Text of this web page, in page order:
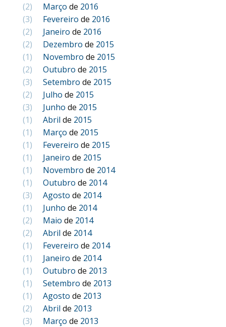
(2)
Março de 2016
(3)
Fevereiro de 2016
(2)
Janeiro de 2016
(2)
Dezembro de 2015
(1)
Novembro de 2015
(2)
Outubro de 2015
(3)
Setembro de 2015
(2)
Julho de 2015
(3)
Junho de 2015
(1)
Abril de 2015
(1)
Março de 2015
(1)
Fevereiro de 2015
(1)
Janeiro de 2015
(1)
Novembro de 2014
(1)
Outubro de 2014
(3)
Agosto de 2014
(1)
Junho de 2014
(2)
Maio de 2014
(2)
Abril de 2014
(1)
Fevereiro de 2014
(1)
Janeiro de 2014
(1)
Outubro de 2013
(1)
Setembro de 2013
(1)
Agosto de 2013
(2)
Abril de 2013
(3)
Março de 2013